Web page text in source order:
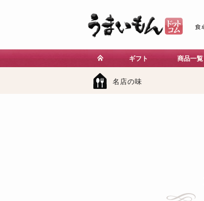
ギフト 商品一覧
名店の味